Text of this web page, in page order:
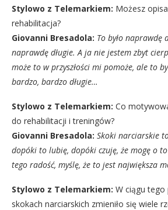
Stylowo z Telemarkiem: Możesz
rehabilitacja?
Giovanni Bresadola: To było naprawdę
naprawdę długie. A ja nie jestem zbyt
może to w przyszłości mi pomoże, ale to
bardzo, bardzo długie…
Stylowo z Telemarkiem: Co
do rehabilitacji i treningów?
Giovanni Bresadola: Skoki narciarskie
dopóki to lubię, dopóki czuję, że mogę o
tego radość, myślę, że to jest największa
Stylowo z Telemarkiem: W ciągu tego
skokach narciarskich zmieniło się wiele